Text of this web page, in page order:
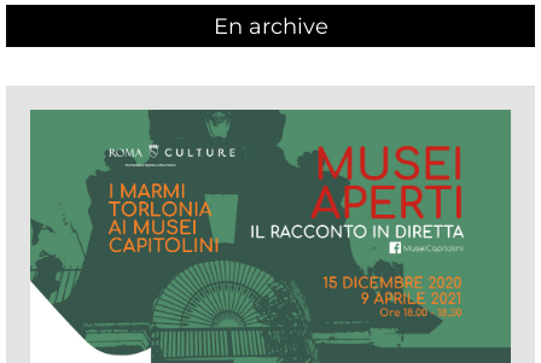
En archive